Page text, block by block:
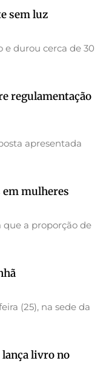
sem luz
e durou cerca de 30
regulamentação
apresentada
em mulheres
que a proporção de
(25), na sede da
livro no